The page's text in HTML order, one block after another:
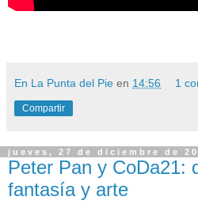
En La Punta del Pie en 14:56 1
Compartir
jueves, 27 de diciembre de
Peter Pan y CoDa21:
fantasía y arte